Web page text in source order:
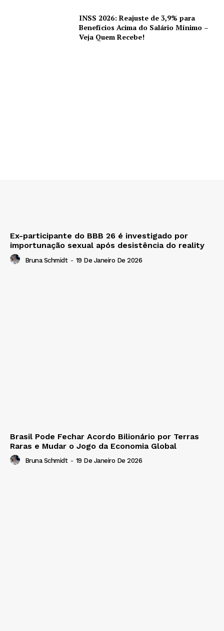
INSS 2026: Reajuste de 3,9% para
Benefícios Acima do Salário Mínimo –
Veja Quem Recebe!
Ex-participante do BBB 26 é investigado por
importunação sexual após desistência do reality
Bruna Schmidt - 19 De Janeiro De 2026
Brasil Pode Fechar Acordo Bilionário por Terras
Raras e Mudar o Jogo da Economia Global
Bruna Schmidt - 19 De Janeiro De 2026